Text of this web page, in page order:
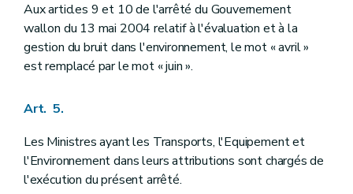
Aux articles 9 et 10 de l'arrêté du Gouvernement
wallon du 13 mai 2004 relatif à l'évaluation et à la
gestion du bruit dans l'environnement, le mot « avril »
est remplacé par le mot « juin ».
Art. 5.
Les Ministres ayant les Transports, l'Equipement et
l'Environnement dans leurs attributions sont chargés de
l'exécution du présent arrêté.